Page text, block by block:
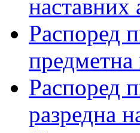
наставних
Распоред
предметна
Распоред
разредна